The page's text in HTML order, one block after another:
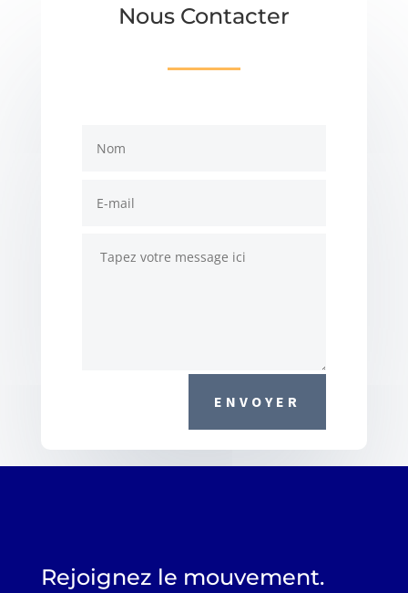
Nous Contacter
ENVOYER
Rejoignez le mouvement.